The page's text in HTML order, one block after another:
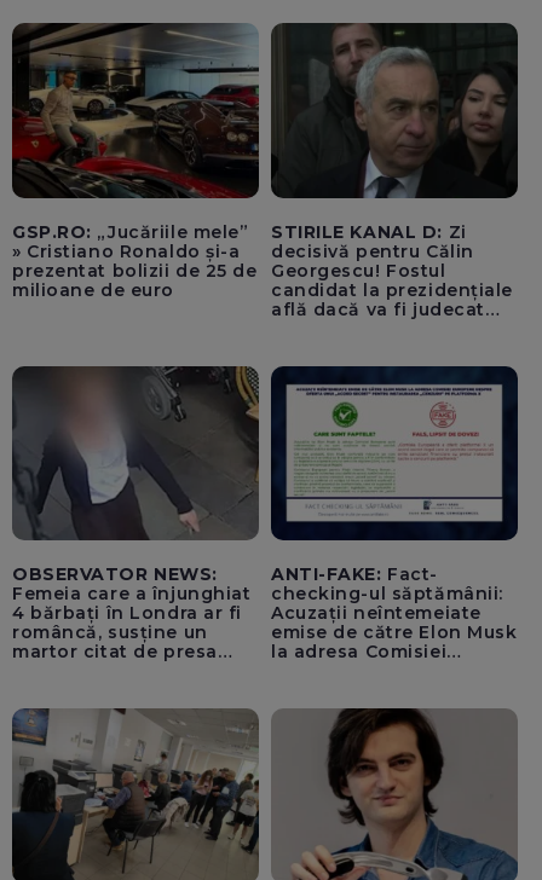
zona Trasfăgărășan:
”Anna, ține-ți prostul
acasă!” - VIDEO
GSP.RO: „Jucăriile mele”
» Cristiano Ronaldo și-a
prezentat bolizii de 25 de
milioane de euro
STIRILE KANAL D: Zi
decisivă pentru Călin
Georgescu! Fostul
candidat la prezidențiale
află dacă va fi judecat
OBSERVATOR NEWS:
Femeia care a înjunghiat
4 bărbați în Londra ar fi
româncă, susține un
martor citat de presa
ANTI-FAKE: Fact-
checking-ul săptămânii:
Acuzații neîntemeiate
emise de către Elon Musk
la adresa Comisiei
pentru instaurarea
„cenzurii” pe platforma X